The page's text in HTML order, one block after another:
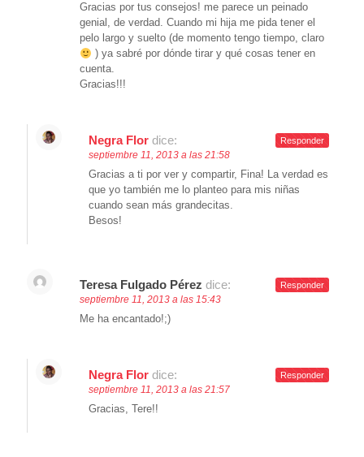
Gracias por tus consejos! me parece un peinado
genial, de verdad. Cuando mi hija me pida tener el
pelo largo y suelto (de momento tengo tiempo, claro
) ya sabré por dónde tirar y qué cosas tener en
cuenta.
Gracias!!!
Negra Flor dice:
septiembre 11, 2013 a las 21:58
Gracias a ti por ver y compartir, Fina! La verdad es
que yo también me lo planteo para mis niñas
cuando sean más grandecitas.
Besos!
Responder
Teresa Fulgado Pérez dice:
septiembre 11, 2013 a las 15:43
Me ha encantado!;)
Responder
Negra Flor dice:
septiembre 11, 2013 a las 21:57
Gracias, Tere!!
Responder